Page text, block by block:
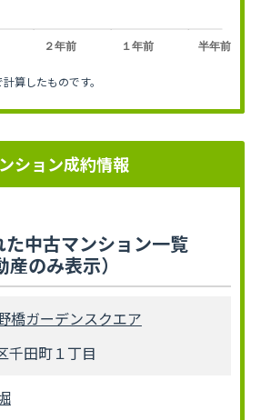
２年前 １年前 半年前
算したものです。
ション成約情報
た中古マンション一覧
産のみ表示）
橋ガーデンスクエア
千田町１丁目